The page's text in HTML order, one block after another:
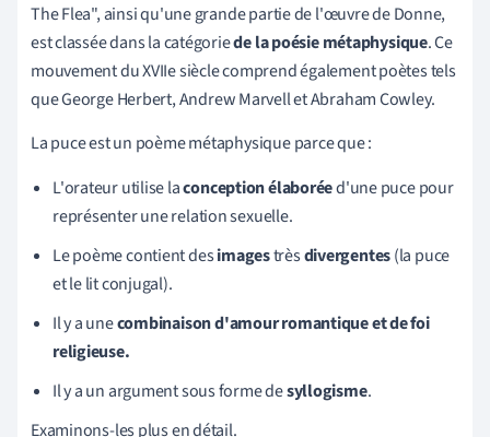
The Flea", ainsi qu'une grande partie de l'œuvre de Donne,
est classée dans la catégoriede la poésie métaphysique. Ce
mouvement du XVIIe siècle comprend égalementpoètestels
queGeorge Herbert, Andrew Marvell et Abraham Cowley.
La puce est un poème métaphysique parce que :
L'orateur utilise laconception élaboréed'une puce pour
représenter une relation sexuelle.
Le poème contient desimagestrèsdivergentes(la puce
et le lit conjugal).
Il y a unecombinaison d'amour romantique et de foi
religieuse.
Il y a un argument sous forme desyllogisme.
Examinons-les plus en détail.